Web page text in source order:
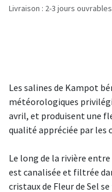
Livraison : 2-3 jours ouvrables
Les salines de Kampot
météorologiques
avril, et produisent une
qualité appréciée par les
Le long de la rivière
est canalisée et filtrée
cristaux de Fleur de Sel